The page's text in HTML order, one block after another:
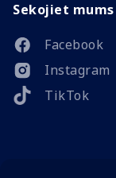
Sekojiet mums
Facebook
Instagram
TikTok